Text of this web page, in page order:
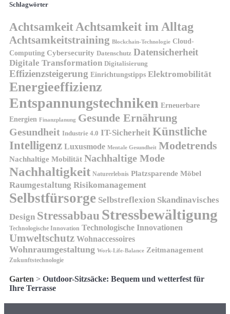
Schlagwörter
AchtsamkeitAchtsamkeit im Alltag
Achtsamkeitstraining Blockchain-Technologie Cloud-
Computing Cybersecurity Datenschutz Datensicherheit
Digitale Transformation Digitalisierung
Effizienzsteigerung Einrichtungstipps Elektromobilität
Energieeffizienz
Entspannungstechniken Erneuerbare
Energien Finanzplanung Gesunde Ernährung
Gesundheit Industrie 4.0 IT-Sicherheit Künstliche
Intelligenz Luxusmode Mentale Gesundheit Modetrends
Nachhaltige Mobilität Nachhaltige Mode
Nachhaltigkeit Naturerlebnis Platzsparende Möbel
Raumgestaltung Risikomanagement
Selbstfürsorge Selbstreflexion Skandinavisches
Design Stressabbau Stressbewältigung
Technologische Innovation Technologische Innovationen
Umweltschutz Wohnaccessoires
Wohnraumgestaltung Work-Life-Balance Zeitmanagement
Zukunftstechnologie
Garten > Outdoor-Sitzsäcke: Bequem und wetterfest für
Ihre Terrasse